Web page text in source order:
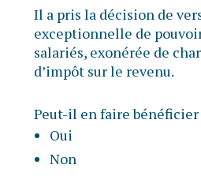
Il a pris la décision de
exceptionnelle de pouvoir
salariés, exonérée de
d’impôt sur le revenu.
Peut-il en faire bénéficier
Oui
Non